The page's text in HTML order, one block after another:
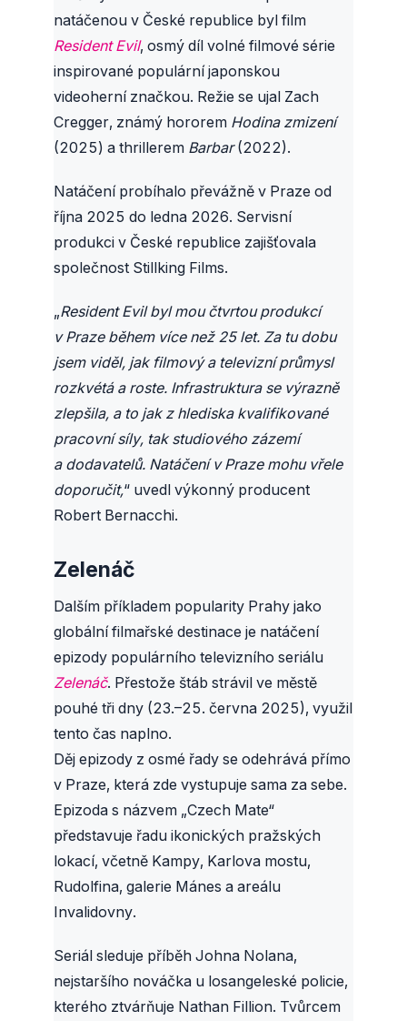
natáčenou v České republice byl film
Resident Evil, osmý díl volné filmové série
inspirované populární japonskou
videoherní značkou. Režie se ujal Zach
Cregger, známý hororem Hodina zmizení
(2025) a thrillerem Barbar(2022).
Natáčení probíhalo převážně v Praze od
října 2025 do ledna 2026. Servisní
produkci v České republice zajišťovala
společnost Stillking Films.
„Resident Evil byl mou čtvrtou produkcí
v Praze během více než 25 let. Za tu dobu
jsem viděl, jak filmový a televizní průmysl
rozkvétá a roste. Infrastruktura se výrazně
zlepšila, a to jak z hlediska kvalifikované
pracovní síly, tak studiového zázemí
a dodavatelů. Natáčení v Praze mohu vřele
doporučit,“ uvedl výkonný producent
Robert Bernacchi.
Zelenáč
Dalším příkladem popularity Prahy jako
globální filmařské destinace je natáčení
epizody populárního televizního seriálu
Zelenáč. Přestože štáb strávil ve městě
pouhé tři dny (23.–25. června 2025), využil
tento čas naplno.
Děj epizody z osmé řady se odehrává přímo
v Praze, která zde vystupuje sama za sebe.
Epizoda s názvem „Czech Mate“
představuje řadu ikonických pražských
lokací, včetně Kampy, Karlova mostu,
Rudolfina, galerie Mánes a areálu
Invalidovny.
Seriál sleduje příběh Johna Nolana,
nejstaršího nováčka u losangeleské policie,
kterého ztvárňuje Nathan Fillion. Tvůrcem